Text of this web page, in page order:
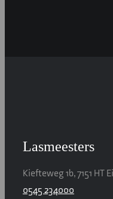
Lasmeesters
Kiefteweg 1b, 7151 HT
0545 234000